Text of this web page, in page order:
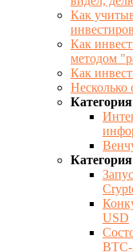
Как
Как
методом
Как
Несколько
USD